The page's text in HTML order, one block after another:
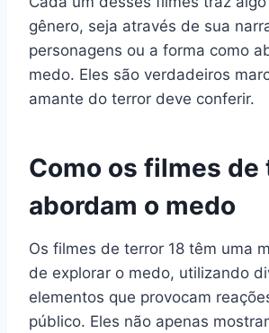
gênero, seja através de sua
personagens ou a forma como
medo. Eles são verdadeiros
amante do terror deve conferir.
Como os filmes de
abordam o medo
Os filmes de terror 18 têm uma
de explorar o medo, utilizando
elementos que provocam
público. Eles não apenas